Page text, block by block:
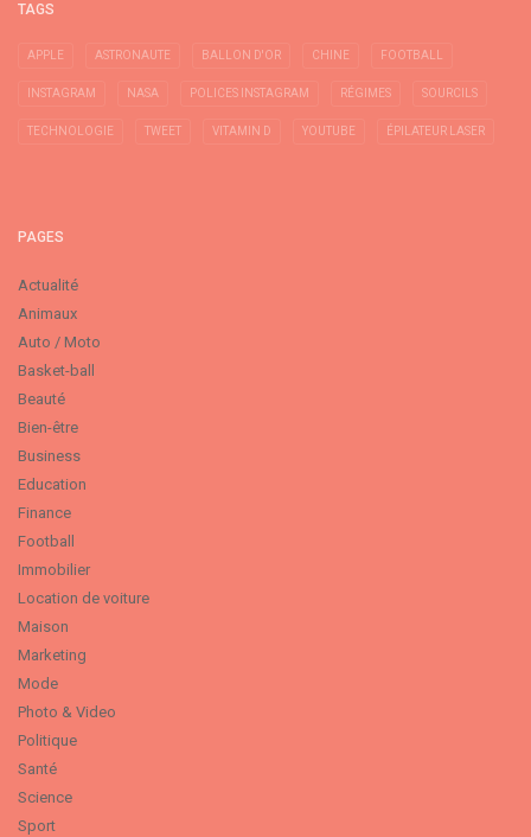
TAGS
APPLE ASTRONAUTE BALLON D'OR CHINE FOOTBALL
INSTAGRAM NASA POLICES INSTAGRAM RÉGIMES SOURCILS
TECHNOLOGIE TWEET VITAMIN D YOUTUBE ÉPILATEUR LASER
PAGES
Actualité
Animaux
Auto / Moto
Basket-ball
Beauté
Bien-être
Business
Education
Finance
Football
Immobilier
Location de voiture
Maison
Marketing
Mode
Photo & Video
Politique
Santé
Science
Sport